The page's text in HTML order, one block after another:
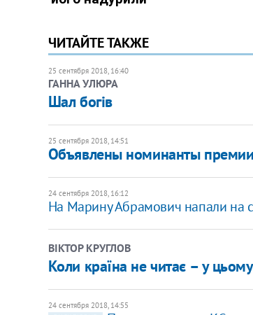
ЧИТАЙТЕ ТАКЖЕ
25 сентября 2018, 16:40
ГАННА УЛЮРА
​Шал богів
25 сентября 2018, 14:51
Объявлены номинанты
24 сентября 2018, 16:12
На Марину Абрамович напали на
ВІКТОР КРУГЛОВ
Коли країна не читає – у
24 сентября 2018, 14:55